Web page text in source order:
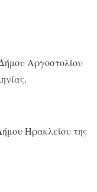
Αργοστολίου
Ηρακλείου της